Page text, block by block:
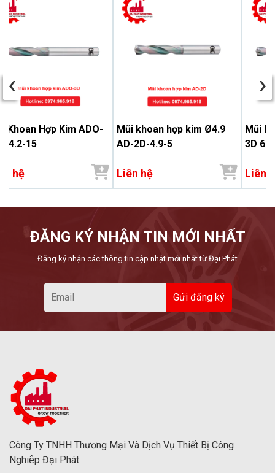
Khoan Hợp Kim ADO-
14.2-15
hệ
Mũi khoan hợp kim Ø4.9
AD-2D-4.9-5
Liên hệ
Mũi
3D
Liên
‹ ›
ĐĂNG KÝ NHẬN TIN MỚI NHẤT
Đăng ký nhận các thông tin cập nhật mới nhất từ Đại Phát
Công Ty TNHH Thương Mại Và Dịch Vụ Thiết Bị Công
Nghiệp Đại Phát